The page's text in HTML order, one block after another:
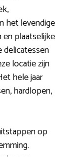
het levendige
plaatselijke
delicatessen
locatie zijn
hele jaar
hardlopen,
op